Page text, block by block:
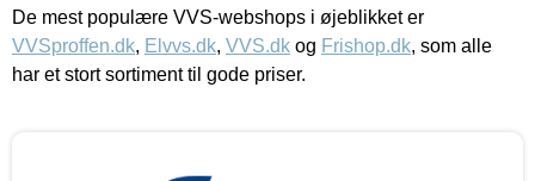
De mest populære VVS-webshops i øjeblikket er
VVSproffen.dk, Elvvs.dk, VVS.dk og Frishop.dk, som alle
har et stort sortiment til gode priser.